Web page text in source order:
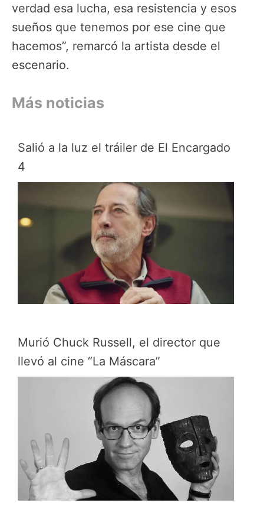
verdad esa lucha, esa resistencia y esos
sueños que tenemos por ese cine que
hacemos”, remarcó la artista desde el
escenario.
Más noticias
Salió a la luz el tráiler de El Encargado
4
Murió Chuck Russell, el director que
llevó al cine “La Máscara”